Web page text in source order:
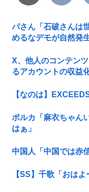
パさん「石破さんは
めるなデモが自然発
X、他人のコンテン
るアカウントの収益
【なのは】
ポルカ「麻衣ちゃん
はぁ」
中国人「中国では赤
【SS】千歌「おは